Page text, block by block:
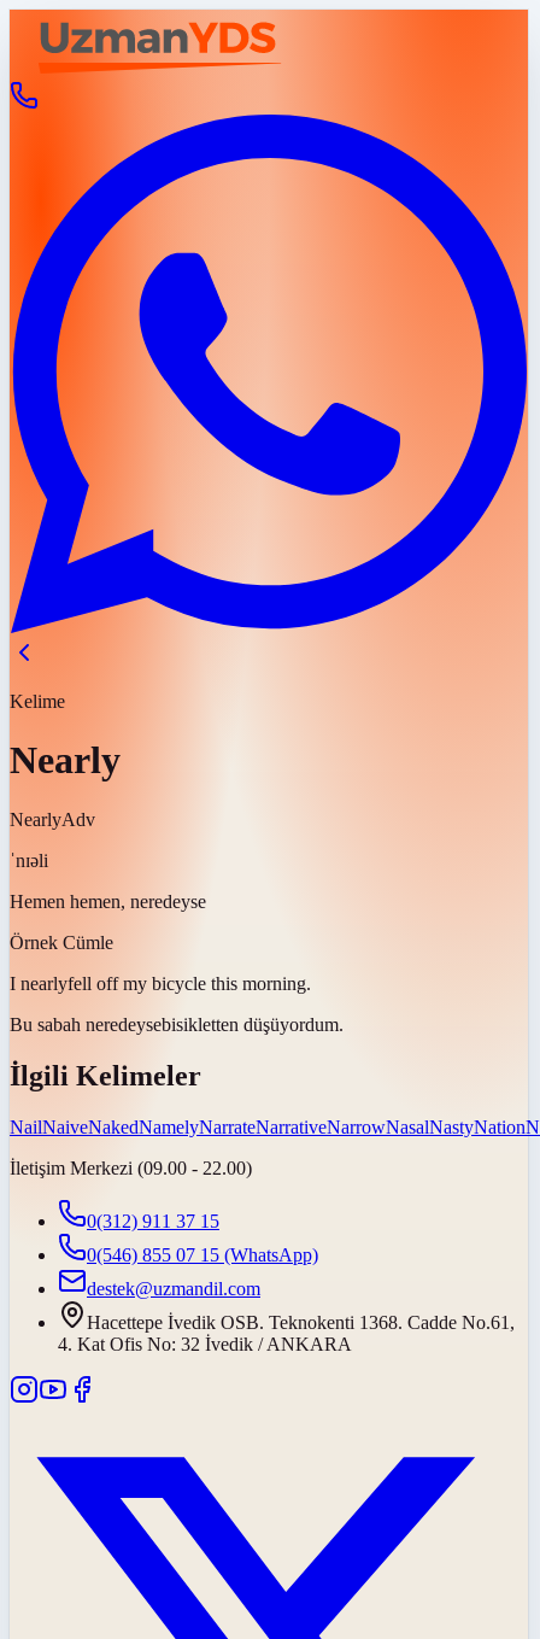
Kelime
Nearly
NearlyAdv
ˈnɪəli
Hemen hemen, neredeyse
Örnek Cümle
I nearlyfell off my bicycle this morning.
Bu sabah neredeysebisikletten düşüyordum.
İlgili Kelimeler
NailNaiveNakedNamelyNarrateNarrativeNarrowNasalNastyNation
İletişim Merkezi (09.00 - 22.00)
0(312) 911 37 15
0(546) 855 07 15 (WhatsApp)
destek@uzmandil.com
Hacettepe İvedik OSB. Teknokenti 1368. Cadde No.61,
4. Kat Ofis No: 32 İvedik / ANKARA